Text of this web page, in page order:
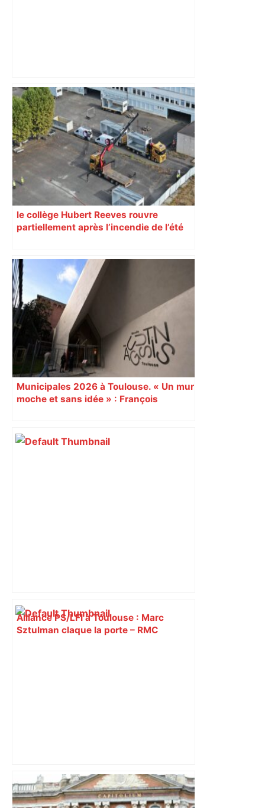
Bilan du marché du logement neuf :
une lueur d'espoir pour l'immobilier à
Toulouse ? – Actu.fr
le collège Hubert Reeves rouvre
partiellement après l’incendie de l’été
Municipales 2026 à Toulouse. « Un mur
moche et sans idée » : François
Augustins
Alliance PS/LFI à Toulouse : Marc
Sztulman claque la porte – RMC
Après la fusion avec la liste PS
Toulouse, le candidat LFI salue "une